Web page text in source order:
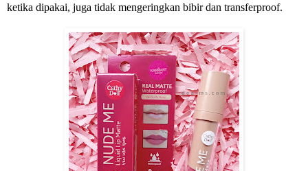
ketika dipakai, juga tidak mengeringkan bibir dan transferproof.